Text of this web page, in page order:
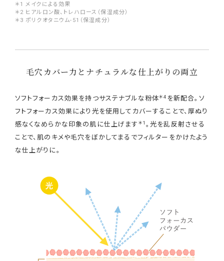
＊1 メイクによる効果
＊2 ヒアルロン酸、トレハロース（保湿成分）
＊3 ポリクオタニウム-51（保湿成分）
毛穴カバー力とナチュラルな仕上がりの両立
ソフトフォーカス効果を持つサステナブルな粉体＊4 を新配合。ソ
フトフォーカス効果により光を使用してカバーすることで、厚ぬり
感なくなめらかな印象の肌に仕上げます ＊1 。光を乱反射させる
ことで、肌のキメや毛穴をぼかしてまるでフィルターをかけたよう
な仕上がりに。